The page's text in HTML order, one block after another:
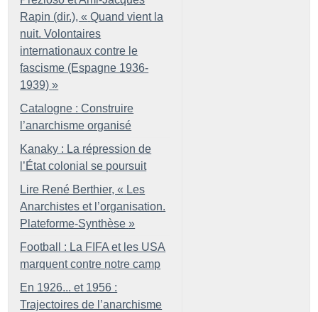
Rapin (dir.), « Quand vient la
nuit. Volontaires
internationaux contre le
fascisme (Espagne 1936-
1939) »
Catalogne : Construire
l’anarchisme organisé
Kanaky : La répression de
l’État colonial se poursuit
Lire René Berthier, « Les
Anarchistes et l’organisation.
Plateforme-Synthèse »
Football : La FIFA et les USA
marquent contre notre camp
En 1926... et 1956 :
Trajectoires de l’anarchisme